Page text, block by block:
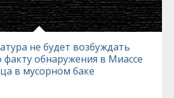
не будет возбуждать
факту обнаружения в Миассе
в мусорном баке